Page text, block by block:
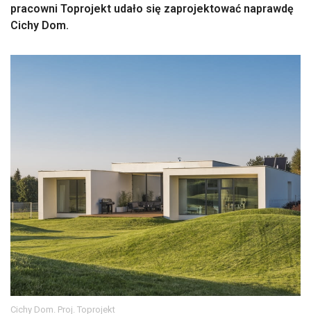
pracowni Toprojekt udało się zaprojektować naprawdę
Cichy Dom.
Cichy Dom. Proj. Toprojekt